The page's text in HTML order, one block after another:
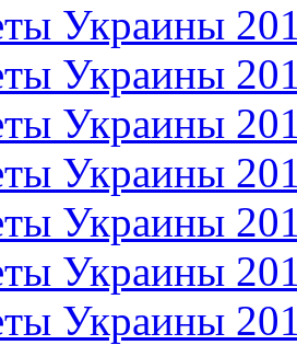
Украины
Украины
Украины
Украины
Украины
Украины
Украины